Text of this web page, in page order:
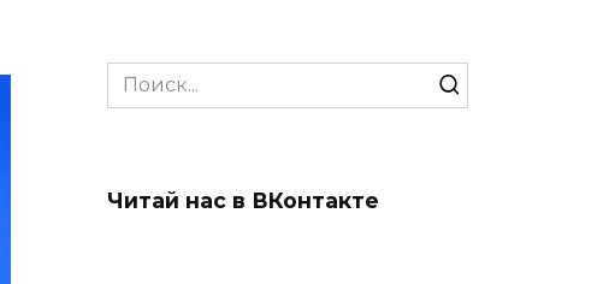
Search
for:
Читай нас в ВКонтакте